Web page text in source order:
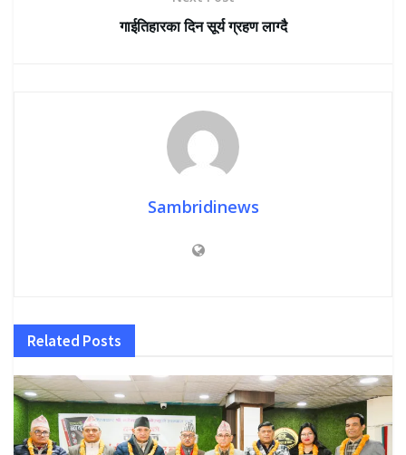
गाईतिहारका दिन सूर्य ग्रहण लाग्दै
Sambridinews
Related Posts